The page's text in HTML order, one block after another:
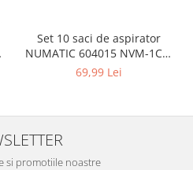
Set 10 saci de aspirator
NUMATIC 604015 NVM-1CH,
9L
69,99 Lei
si promotiile noastre